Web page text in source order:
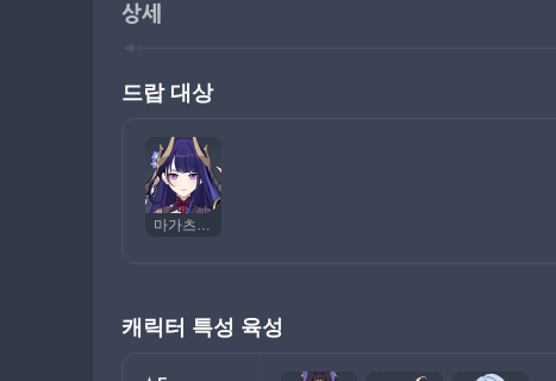
상세
드랍 대상
마가츠 미타케 나루카미노 미코토
캐릭터 특성 육성